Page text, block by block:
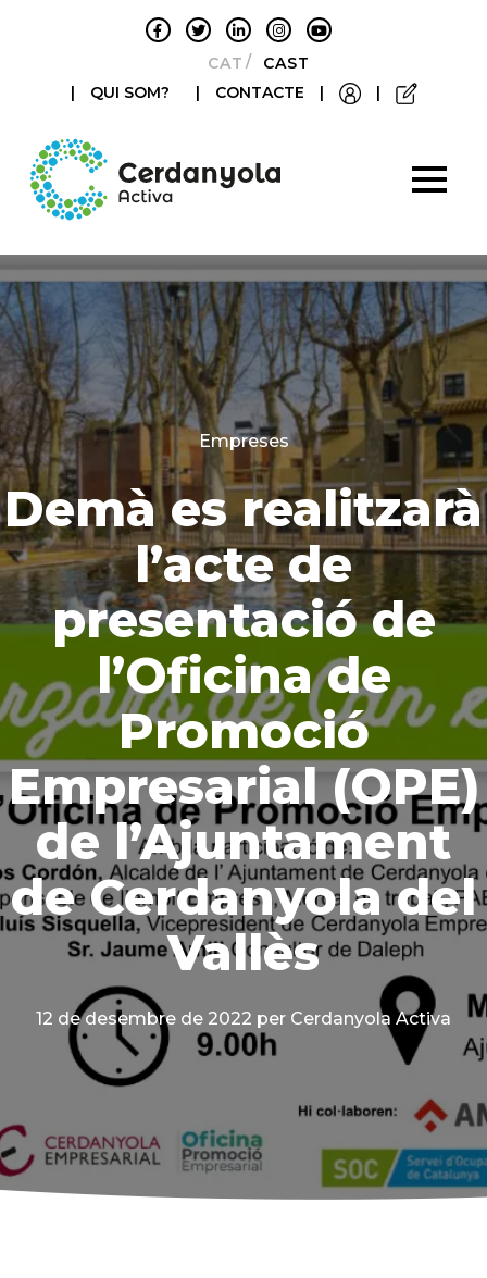
CATALÀCASTELLANO
|
QUI SOM? | CONTACTE | |
Categories
Empreses
Demà es realitzarà
l’acte de
presentació de
l’Oficina de
Promoció
Empresarial (OPE)
de l’Ajuntament
de Cerdanyola del
Vallès
12 de desembre de 2022 per Cerdanyola Activa